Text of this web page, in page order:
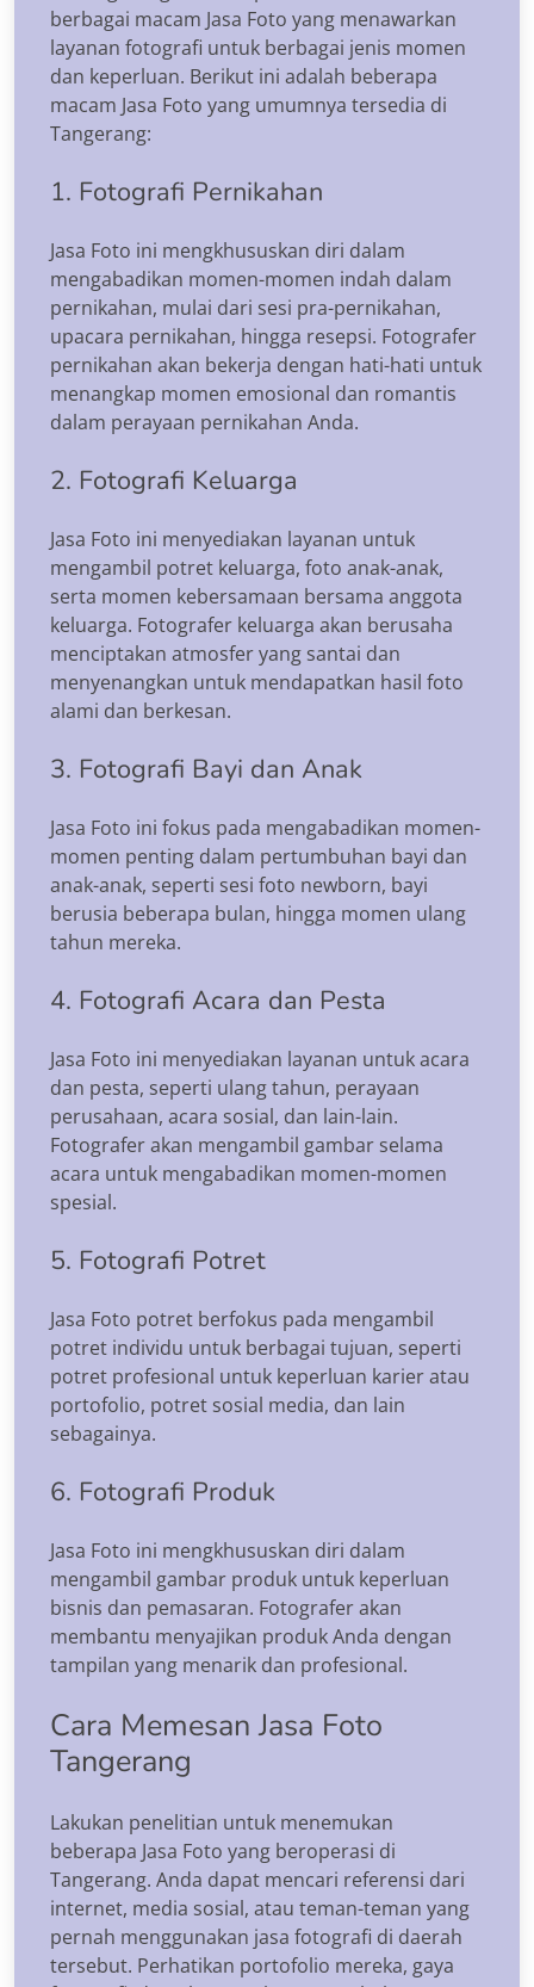
berbagai macam Jasa Foto yang menawarkan
layanan fotografi untuk berbagai jenis momen
dan keperluan. Berikut ini adalah beberapa
macam Jasa Foto yang umumnya tersedia di
Tangerang:
1. Fotografi Pernikahan
Jasa Foto ini mengkhususkan diri dalam
mengabadikan momen-momen indah dalam
pernikahan, mulai dari sesi pra-pernikahan,
upacara pernikahan, hingga resepsi. Fotografer
pernikahan akan bekerja dengan hati-hati untuk
menangkap momen emosional dan romantis
dalam perayaan pernikahan Anda.
2. Fotografi Keluarga
Jasa Foto ini menyediakan layanan untuk
mengambil potret keluarga, foto anak-anak,
serta momen kebersamaan bersama anggota
keluarga. Fotografer keluarga akan berusaha
menciptakan atmosfer yang santai dan
menyenangkan untuk mendapatkan hasil foto
alami dan berkesan.
3. Fotografi Bayi dan Anak
Jasa Foto ini fokus pada mengabadikan momen-
momen penting dalam pertumbuhan bayi dan
anak-anak, seperti sesi foto newborn, bayi
berusia beberapa bulan, hingga momen ulang
tahun mereka.
4. Fotografi Acara dan Pesta
Jasa Foto ini menyediakan layanan untuk acara
dan pesta, seperti ulang tahun, perayaan
perusahaan, acara sosial, dan lain-lain.
Fotografer akan mengambil gambar selama
acara untuk mengabadikan momen-momen
spesial.
5. Fotografi Potret
Jasa Foto potret berfokus pada mengambil
potret individu untuk berbagai tujuan, seperti
potret profesional untuk keperluan karier atau
portofolio, potret sosial media, dan lain
sebagainya.
6. Fotografi Produk
Jasa Foto ini mengkhususkan diri dalam
mengambil gambar produk untuk keperluan
bisnis dan pemasaran. Fotografer akan
membantu menyajikan produk Anda dengan
tampilan yang menarik dan profesional.
Cara Memesan Jasa Foto
Tangerang
Lakukan penelitian untuk menemukan
beberapa Jasa Foto yang beroperasi di
Tangerang. Anda dapat mencari referensi dari
internet, media sosial, atau teman-teman yang
pernah menggunakan jasa fotografi di daerah
tersebut. Perhatikan portofolio mereka, gaya